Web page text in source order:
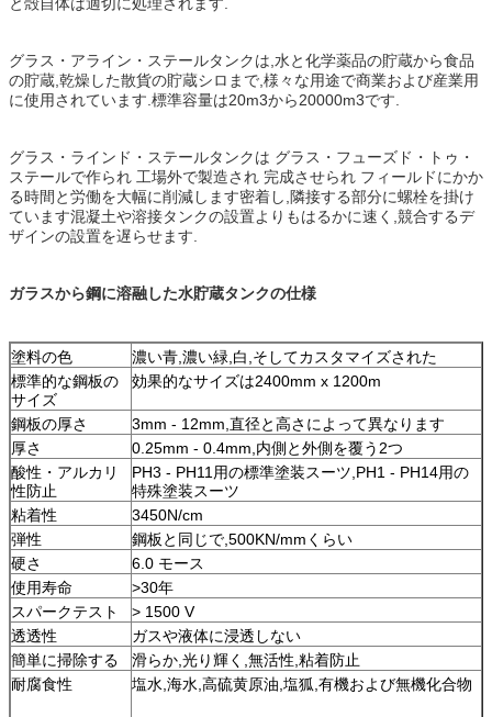
グラス・アライン・ステールタンクは,水と化学薬品の貯蔵から食品
の貯蔵,乾燥した散貨の貯蔵シロまで,様々な用途で商業および産業用
に使用されています.標準容量は20m3から20000m3です.
グラス・ラインド・ステールタンクは グラス・フューズド・トゥ・
ステールで作られ 工場外で製造され 完成させられ フィールドにかか
る時間と労働を大幅に削減します密着し,隣接する部分に螺栓を掛け
ています混凝土や溶接タンクの設置よりもはるかに速く,競合するデ
ザインの設置を遅らせます.
ガラスから鋼に溶融した水貯蔵タンクの仕様
塗料の色
濃い青,濃い緑,白,そしてカスタマイズされた
標準的な鋼板の
サイズ
効果的なサイズは2400mm x 1200m
鋼板の厚さ
3mm - 12mm,直径と高さによって異なります
厚さ
0.25mm - 0.4mm,内側と外側を覆う2つ
酸性・アルカリ
性防止
PH3 - PH11用の標準塗装スーツ,PH1 - PH14用の
特殊塗装スーツ
粘着性
3450N/cm
弾性
鋼板と同じで,500KN/mmくらい
硬さ
6.0 モース
使用寿命
>30年
スパークテスト
> 1500 V
透透性
ガスや液体に浸透しない
簡単に掃除する
滑らか,光り輝く,無活性,粘着防止
耐腐食性
塩水,海水,高硫黄原油,塩狐,有機および無機化合物